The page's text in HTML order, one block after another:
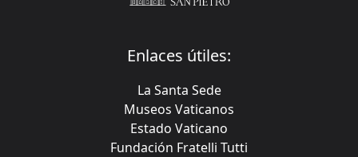
Enlaces útiles:
La Santa Sede
Museos Vaticanos
Estado Vaticano
Fundación Fratelli Tutti